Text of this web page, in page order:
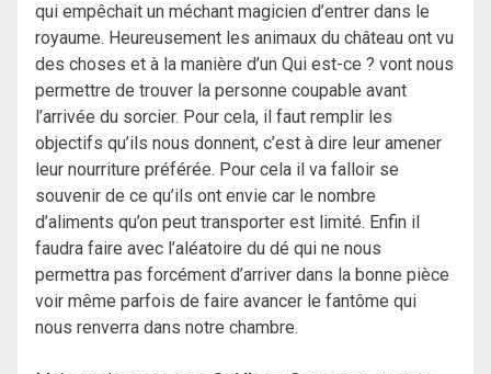
qui empêchait un méchant magicien d’entrer dans le
royaume. Heureusement les animaux du château ont vu
des choses et à la manière d’un Qui est-ce ? vont nous
permettre de trouver la personne coupable avant
l’arrivée du sorcier. Pour cela, il faut remplir les
objectifs qu’ils nous donnent, c’est à dire leur amener
leur nourriture préférée. Pour cela il va falloir se
souvenir de ce qu’ils ont envie car le nombre
d’aliments qu’on peut transporter est limité. Enfin il
faudra faire avec l’aléatoire du dé qui ne nous
permettra pas forcément d’arriver dans la bonne pièce
voir même parfois de faire avancer le fantôme qui
nous renverra dans notre chambre.